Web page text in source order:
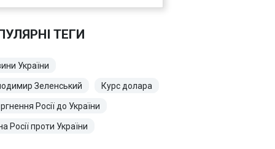
ТЕГИ
України
Зеленський Курс долара
Росії до України
Росії проти України